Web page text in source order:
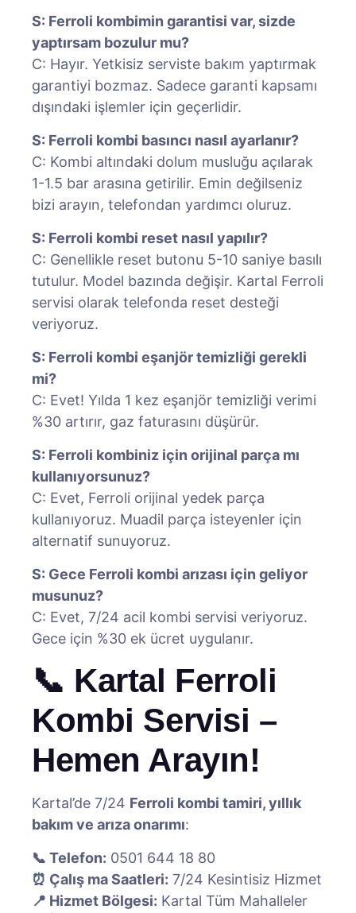
S: Ferroli kombimin garantisi var, sizde
yaptırsam bozulur mu?
C: Hayır. Yetkisiz serviste bakım yaptırmak
garantiyi bozmaz. Sadece garanti kapsamı
dışındaki işlemler için geçerlidir.
S: Ferroli kombi basıncı nasıl ayarlanır?
C: Kombi altındaki dolum musluğu açılarak
1-1.5 bar arasına getirilir. Emin değilseniz
bizi arayın, telefondan yardımcı oluruz.
S: Ferroli kombi reset nasıl yapılır?
C: Genellikle reset butonu 5-10 saniye basılı
tutulur. Model bazında değişir. Kartal Ferroli
servisi olarak telefonda reset desteği
veriyoruz.
S: Ferroli kombi eşanjör temizliği gerekli
mi?
C: Evet! Yılda 1 kez eşanjör temizliği verimi
%30 artırır, gaz faturasını düşürür.
S: Ferroli kombiniz için orijinal parça mı
kullanıyorsunuz?
C: Evet, Ferroli orijinal yedek parça
kullanıyoruz. Muadil parça isteyenler için
alternatif sunuyoruz.
S: Gece Ferroli kombi arızası için geliyor
musunuz?
C: Evet, 7/24 acil kombi servisi veriyoruz.
Gece için %30 ek ücret uygulanır.
📞 Kartal Ferroli
Kombi Servisi –
Hemen Arayın!
Kartal’de 7/24 Ferroli kombi tamiri, yıllık
bakım ve arıza onarımı:
📞 Telefon: 0501 644 18 80
⏰ Çalış ma Saatleri: 7/24 Kesintisiz Hizmet
📍 Hizmet Bölgesi: Kartal Tüm Mahalleler